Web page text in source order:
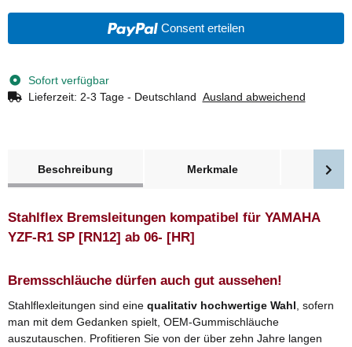
Consent erteilen
Sofort verfügbar
Lieferzeit: 2-3 Tage - Deutschland Ausland abweichend
Beschreibung
Merkmale
Stahlflex Bremsleitungen kompatibel für YAMAHA
YZF-R1 SP [RN12] ab 06- [HR]
Bremsschläuche dürfen auch gut aussehen!
Stahlflexleitungen sind eine qualitativ hochwertige Wahl , sofern
man mit dem Gedanken spielt, OEM-Gummischläuche
auszutauschen. Profitieren Sie von der über zehn Jahre langen